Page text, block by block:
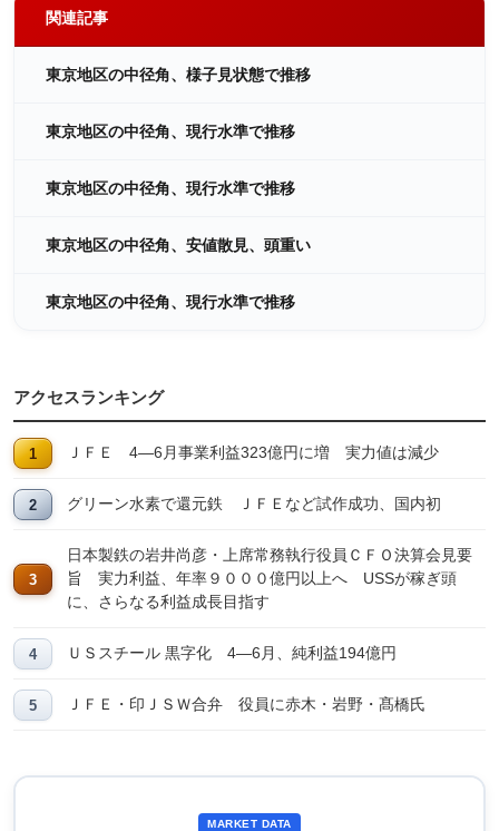
関連記事
東京地区の中径角、様子見状態で推移
東京地区の中径角、現行水準で推移
東京地区の中径角、現行水準で推移
東京地区の中径角、安値散見、頭重い
東京地区の中径角、現行水準で推移
アクセスランキング
ＪＦＥ 4―6月事業利益323億円に増 実力値は減少
グリーン水素で還元鉄 ＪＦＥなど試作成功、国内初
日本製鉄の岩井尚彦・上席常務執行役員ＣＦＯ決算会見要
旨 実力利益、年率９０００億円以上へ USSが稼ぎ頭
に、さらなる利益成長目指す
ＵＳスチール 黒字化 4―6月、純利益194億円
ＪＦＥ・印ＪＳＷ合弁 役員に赤木・岩野・髙橋氏
MARKET DATA